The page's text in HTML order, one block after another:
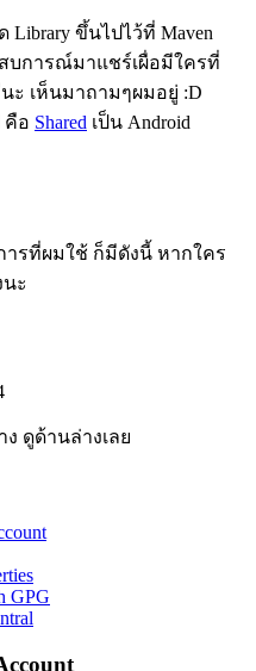
ขึ้นไปไว้ที่ Maven
บการณ์มาแชร์เผื่อมีใครที่
ะ เห็นมาถามๆผมอยู่ :D
คือ Shared เป็น Android
รที่ผมใช้ ก็มีดังนี้ หากใคร
ะ
ดูด้านล่างเลย
GPG